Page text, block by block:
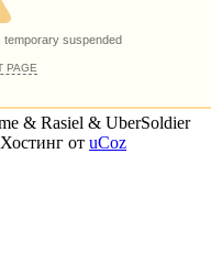
& Rasiel & UberSoldier
Хостинг от uCoz